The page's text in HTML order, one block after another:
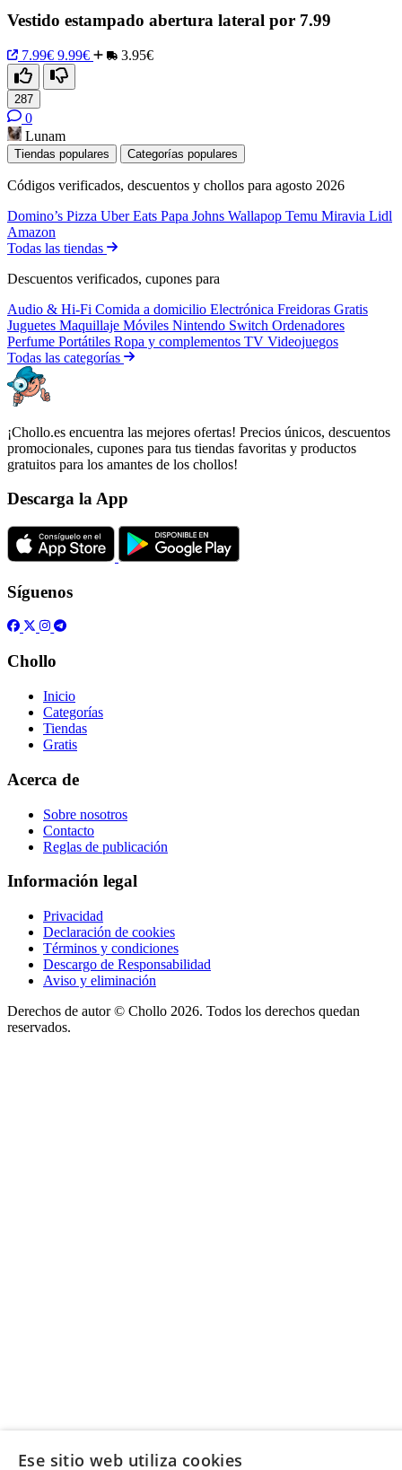
Vestido estampado abertura lateral por 7.99
7.99€ 9.99€ 3.95€
287
0
Lunam
Tiendas populares Categorías populares
Códigos verificados, descuentos y chollos para agosto 2026
Domino’s Pizza Uber Eats Papa Johns Wallapop Temu Miravia Lidl
Amazon
Todas las tiendas
Descuentos verificados, cupones para
Audio & Hi-Fi Comida a domicilio Electrónica Freidoras Gratis
Juguetes Maquillaje Móviles Nintendo Switch Ordenadores
Perfume Portátiles Ropa y complementos TV Videojuegos
Todas las categorías
¡Chollo.es encuentra las mejores ofertas! Precios únicos, descuentos
promocionales, cupones para tus tiendas favoritas y productos
gratuitos para los amantes de los chollos!
Descarga la App
Síguenos
Chollo
Inicio
Categorías
Tiendas
Gratis
Acerca de
Sobre nosotros
Contacto
Reglas de publicación
Información legal
Privacidad
Declaración de cookies
Términos y condiciones
Descargo de Responsabilidad
Aviso y eliminación
Derechos de autor © Chollo 2026. Todos los derechos quedan
reservados.
Ese sitio web utiliza cookies